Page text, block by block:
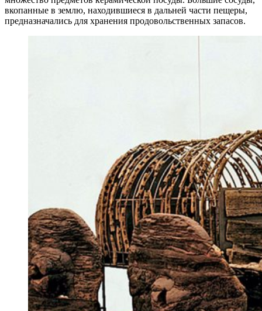
вкопанные в землю, находившиеся в дальней части пещеры,
предназначались для хранения продовольственных запасов.